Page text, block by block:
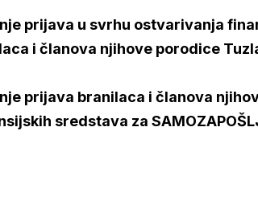
prijava u svrhu ostvarivanja
i članova njihove porodice
prijava branilaca i članova
sredstava za